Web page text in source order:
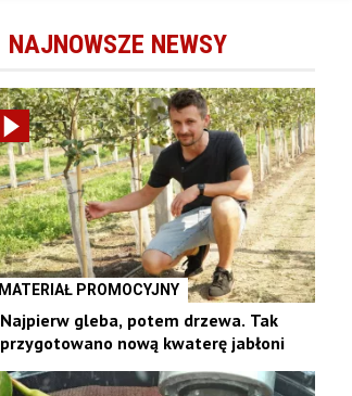
NAJNOWSZE NEWSY
MATERIAŁ PROMOCYJNY
Najpierw gleba, potem drzewa. Tak
przygotowano nową kwaterę jabłoni